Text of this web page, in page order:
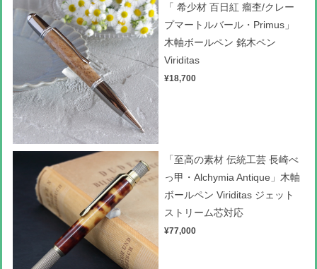
「 希少材 百日紅 瘤杢/クレー
プマートルバール・Primus」
木軸ボールペン 銘木ペン
Viriditas
¥18,700
「至高の素材 伝統工芸 長崎べ
っ甲・Alchymia Antique」木軸
ボールペン Viriditas ジェット
ストリーム芯対応
¥77,000